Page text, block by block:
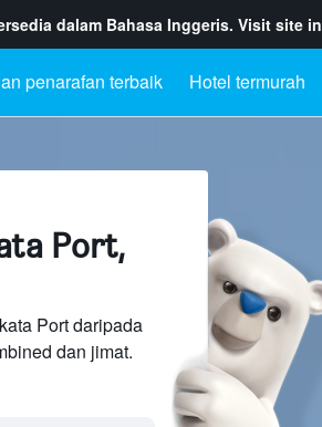
dalam Bahasa Inggeris. Visit site in
penarafan terbaik Hotel termurah
Port,
Port daripada
dan jimat.